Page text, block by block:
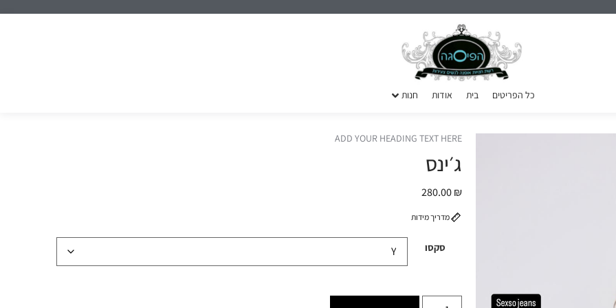
כל הפריטים בית אודות חנות
ADD YOUR HEADING TEXT HERE
ג׳ינס
280.00₪
מדריך מידות
סקסו